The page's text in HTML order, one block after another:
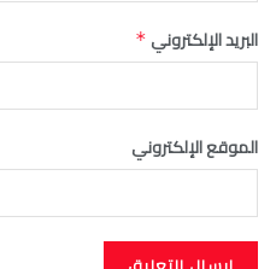
البريد الإلكتروني *
الموقع الإلكتروني